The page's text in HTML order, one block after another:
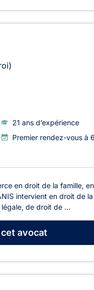
21 ans d’expérience
Premier rendez-vous à
en droit de la famille,
intervient en droit de
de droit de ...
avocat